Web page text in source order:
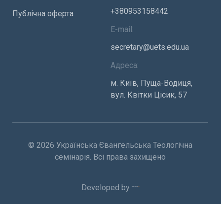
Публічна оферта
+380953158442
E-mail:
secretary@uets.edu.ua
Адреса:
м. Київ, Пуща-Водиця,
вул. Квітки Цісик, 57
© 2026 Українська Євангельська Теологічна
семінарія. Всі права захищено
Developed by